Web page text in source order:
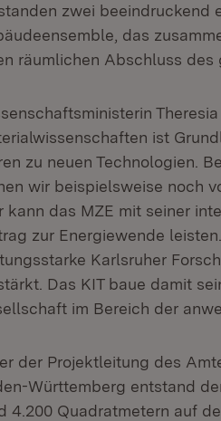
zwei beeindruckend
das
räumlichen Abschluss des
ist
zu neuen Technologien.
wir beispielsweise noch
kann das MZE mit seiner
zur Energiewende
Karlsruher
Das KIT baue damit
im Bereich der
der Projektleitung des
Württemberg entstand
4.200 Quadratmetern auf